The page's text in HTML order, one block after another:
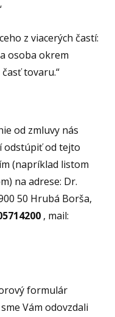
z viacerých častí:
osoba okrem
tovaru.“
od zmluvy nás
odstúpiť od tejto
(napríklad listom
na adrese: Dr.
50 Hrubá Borša,
, mail:
formulár
Vám odovzdali